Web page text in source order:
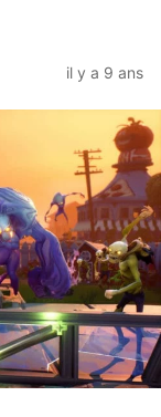
il y a 9 ans